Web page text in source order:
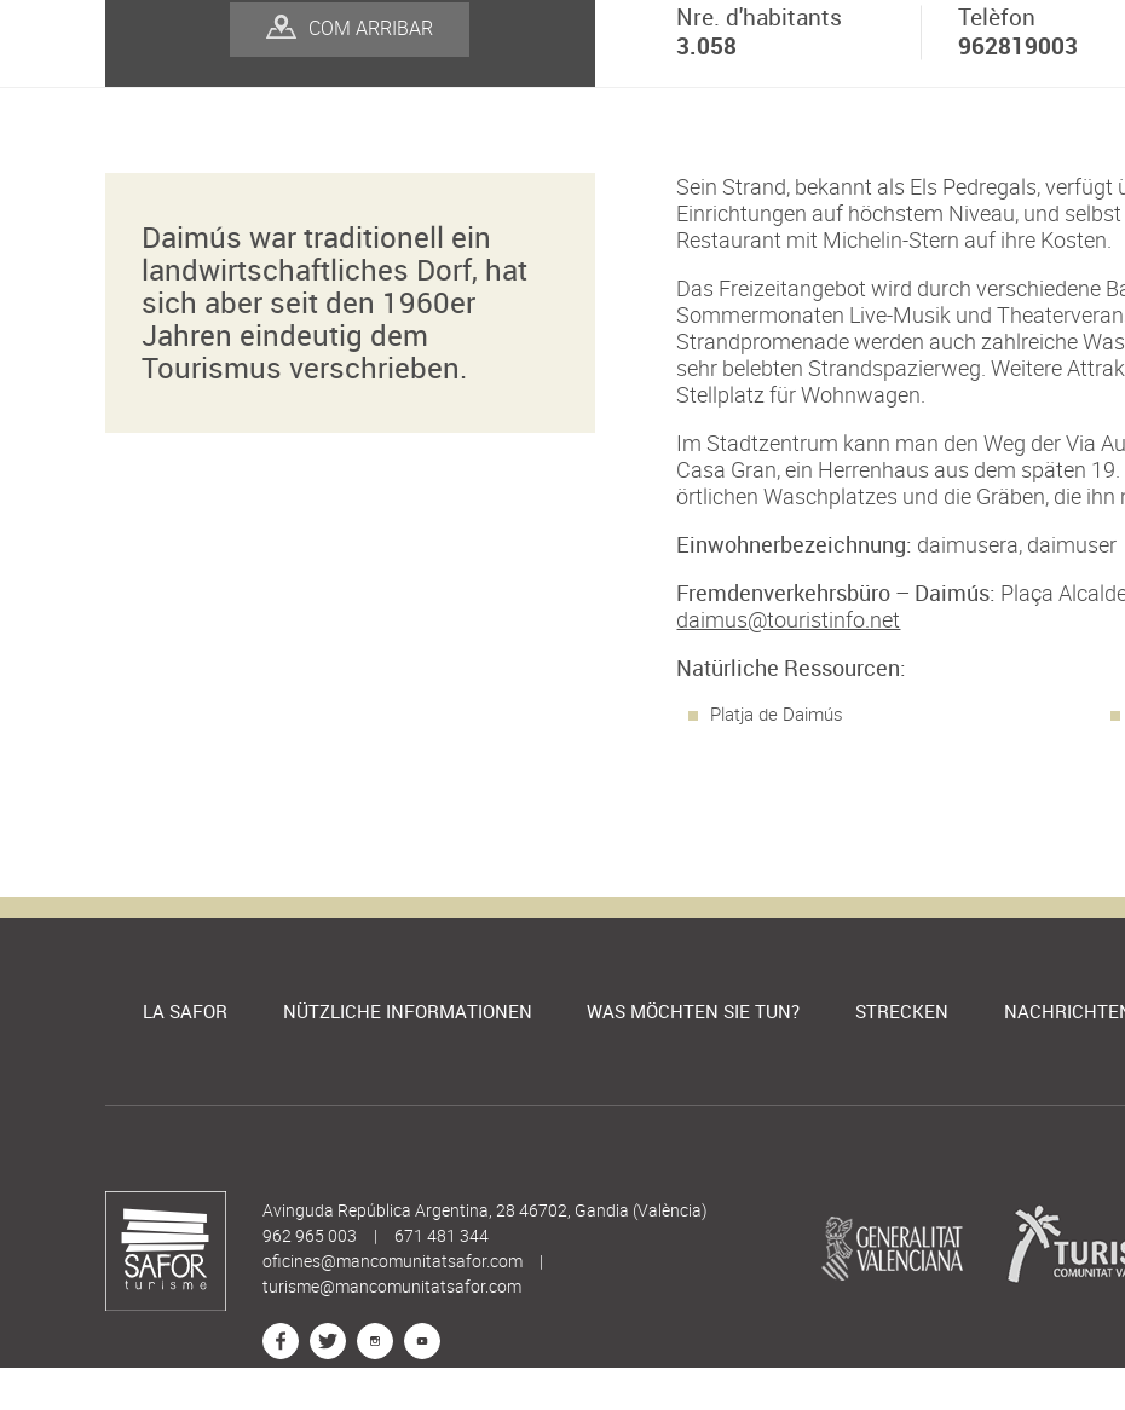
COM ARRIBAR
Nre. d'habitants
3.058
Telèfon
962819003
Daimús war traditionell ein
landwirtschaftliches Dorf, hat
sich aber seit den 1960er
Jahren eindeutig dem
Tourismus verschrieben.
Sein Strand, bekannt als Els Pedregals,
Einrichtungen auf höchstem Niveau, und
Restaurant mit Michelin-Stern auf ihre Kosten.
Das Freizeitangebot wird durch verschiedene
Sommermonaten Live-Musik und
Strandpromenade werden auch zahlreiche
sehr belebten Strandspazierweg. Weitere
Stellplatz für Wohnwagen.
Im Stadtzentrum kann man den Weg der Via
Casa Gran, ein Herrenhaus aus dem späten
örtlichen Waschplatzes und die Gräben, die ihn
Einwohnerbezeichnung: daimusera, daimuser
Fremdenverkehrsbüro – Daimús: Plaça
daimus@touristinfo.net
Natürliche Ressourcen:
Platja de Daimús
LA SAFOR NÜTZLICHE INFORMATIONEN WAS MÖCHTEN SIE TUN? STRECKEN
Avinguda República Argentina, 28 46702, Gandia (València)
962 965 003
|
671 481 344
oficines@mancomunitatsafor.com
|
turisme@mancomunitatsafor.com